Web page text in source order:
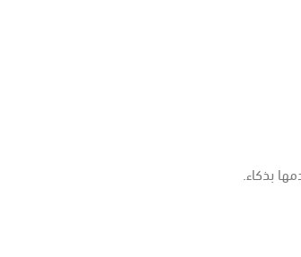
بذكاء.